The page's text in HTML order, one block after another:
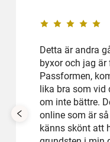
Detta är andra
byxor och jag
Passformen,
lika bra som vid
om inte bättre.
online som är
känns skönt att